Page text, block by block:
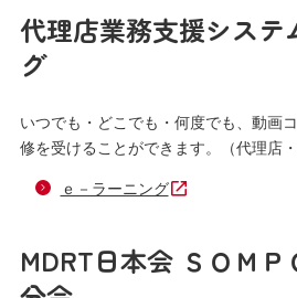
代理店業務支援システ
グ
いつでも・どこでも・何度でも、動画
修を受けることができます。（代理店・
ｅ－ラーニング
MDRT日本会 ＳＯＭ